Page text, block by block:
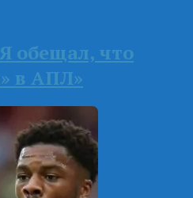
обещал, что
в АПЛ»